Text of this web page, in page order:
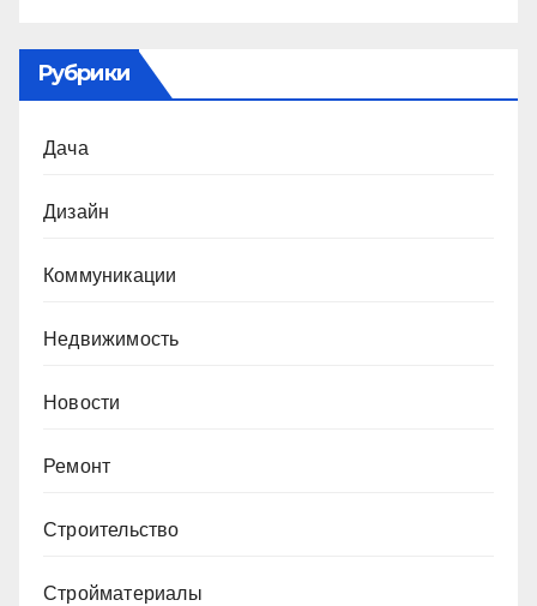
Рубрики
Дача
Дизайн
Коммуникации
Недвижимость
Новости
Ремонт
Строительство
Стройматериалы